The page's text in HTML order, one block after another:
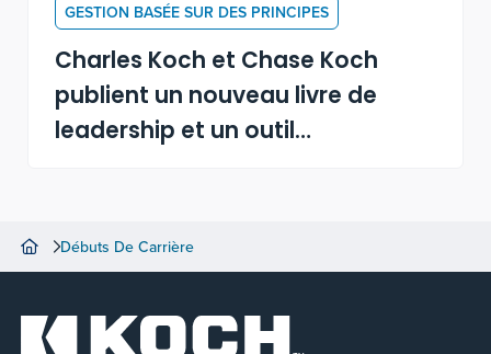
GESTION BASÉE SUR DES PRINCIPES
Charles Koch et Chase Koch
publient un nouveau livre de
leadership et un outil
Débuts De Carrière